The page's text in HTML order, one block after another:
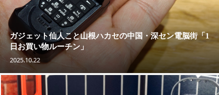
ガジェット仙人こと山根ハカセの中国・深セン電脳街「1
日お買い物ルーチン」
2025.10.22